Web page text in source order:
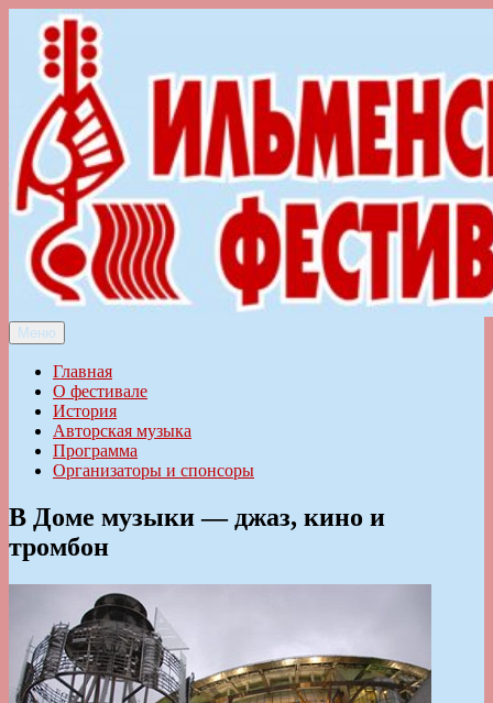
Перейти
содержимому
Ильменский фестиваль авторской песни
Меню
Главная
О фестивале
История
Авторская музыка
Программа
Организаторы и спонсоры
В Доме музыки — джаз, кино и
тромбон